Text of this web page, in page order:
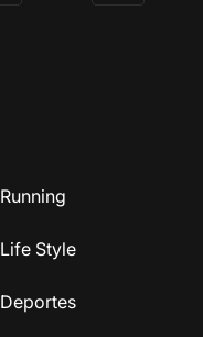
Running
Life Style
Deportes